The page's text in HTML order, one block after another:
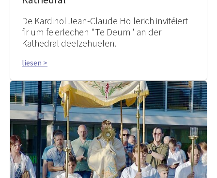
De Kardinol Jean-Claude Hollerich invitéiert
fir um feierlechen "Te Deum" an der
Kathedral deelzehuelen.
liesen >